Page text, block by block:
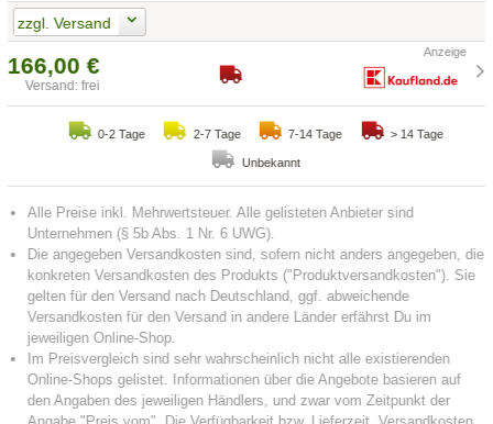
zzgl. Versand
166,00 €
Versand: frei
0-2 Tage 2-7 Tage 7-14 Tage > 14 Tage
Unbekannt